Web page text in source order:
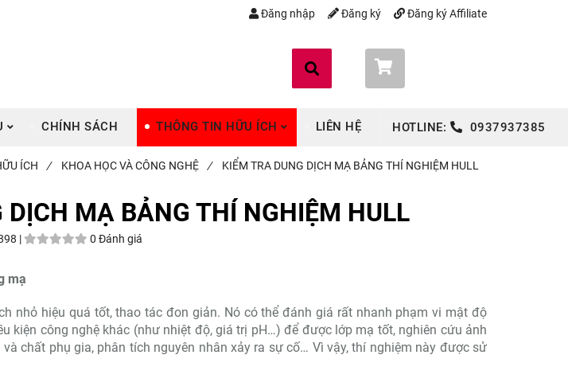
Đăng nhập Đăng ký Đăng ký Affiliate
CHÍNH SÁCH THÔNG TIN HỮU ÍCH LIÊN HỆ HOTLINE: 0937937385
ÍCH / KHOA HỌC VÀ CÔNG NGHỆ / KIỂM TRA DUNG DỊCH MẠ BẢNG THÍ NGHIỆM HULL
DỊCH MẠ BẢNG THÍ NGHIỆM HULL
| 0 Đánh giá
mạ
nhỏ hiệu quá tốt, thao tác đon giản. Nó có thể đánh giá rất nhanh phạm vi mật độ
kiện công nghệ khác (như nhiệt độ, giá trị pH…) để được lớp mạ tốt, nghiên cứu ảnh
chất phụ gia, phân tích nguyên nhân xảy ra sự cố… Vì vậy, thí nghiệm này được sử